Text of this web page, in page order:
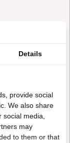
Details
provide social
We also share
media,
may
to them or that